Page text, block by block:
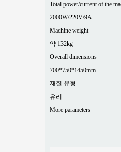
Total power/current of the
2000W/220V/9A
Machine weight
약 132kg
Overall dimensions
700*750*1450mm
재질 유형
유리
More parameters